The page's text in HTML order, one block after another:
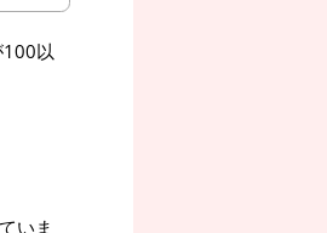
以
いま